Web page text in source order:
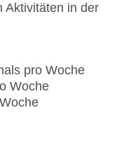
Aktivitäten in der
pro Woche
Woche